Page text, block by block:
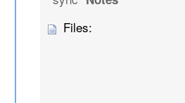
Files: